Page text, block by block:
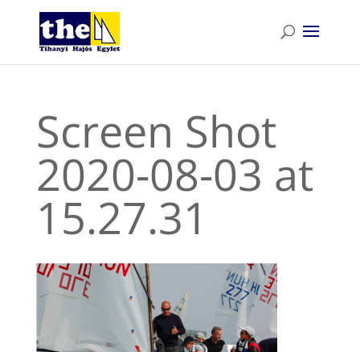
Screen Shot
2020-08-03 at
15.27.31